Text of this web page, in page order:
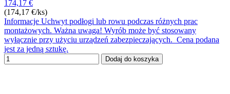
174,17 €
(174,17 €/ks)
Informacje Uchwyt podłogi lub rowu podczas różnych prac
montażowych. Ważna uwaga! Wyrób może być stosowany
wyłącznie przy użyciu urządzeń zabezpieczających. Cena podana
jest za jedną sztukę.
Dodaj do koszyka